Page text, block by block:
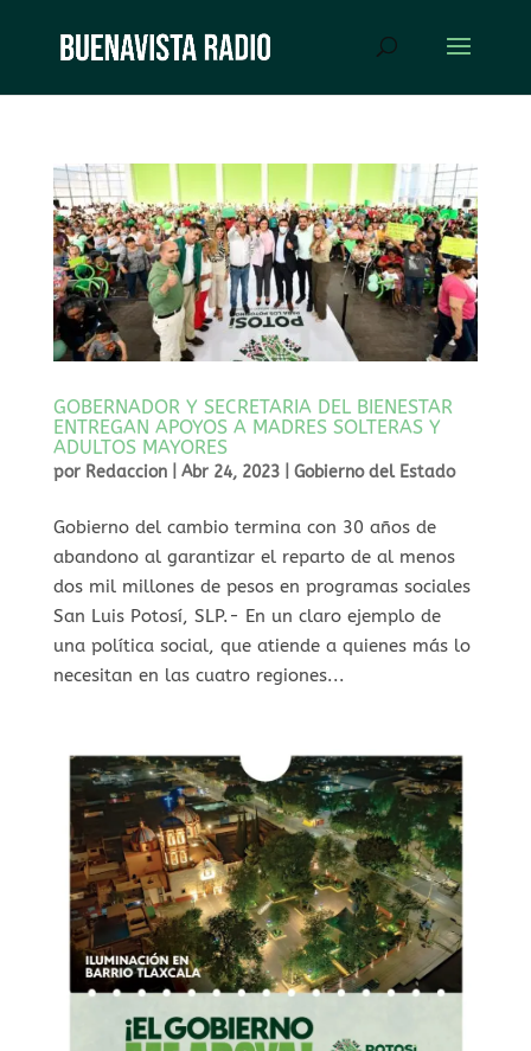
GOBERNADOR Y SECRETARIA DEL BIENESTAR
ENTREGAN APOYOS A MADRES SOLTERAS Y
ADULTOS MAYORES
por Redaccion| Abr 24, 2023| Gobierno del Estado
Gobierno del cambio termina con 30 años de
abandono al garantizar el reparto de al menos
dos mil millones de pesos en programas sociales
San Luis Potosí, SLP.- En un claro ejemplo de
una política social, que atiende a quienes más lo
necesitan en las cuatro regiones...